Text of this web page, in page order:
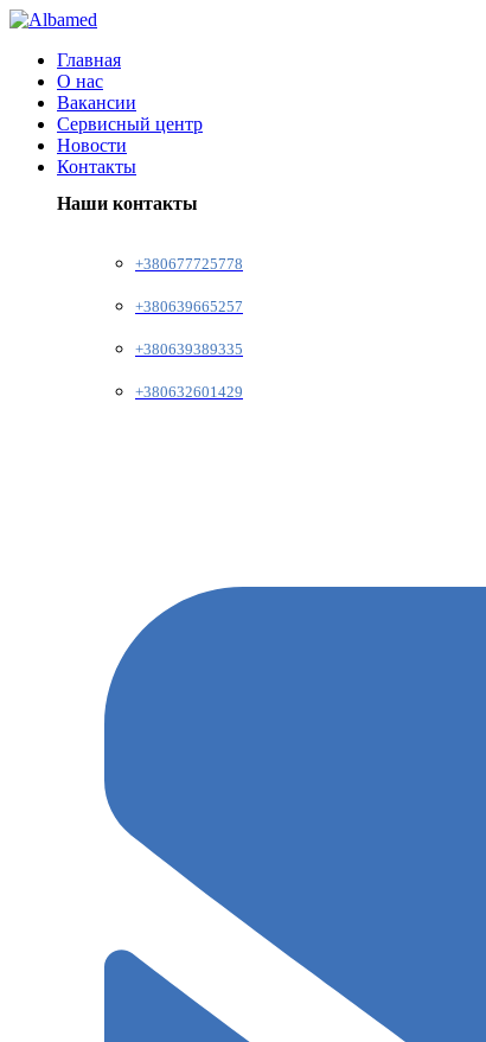
Главная
О нас
Вакансии
Сервисный центр
Новости
Контакты
Наши контакты
+380677725778
+380639665257
+380639389335
+380632601429